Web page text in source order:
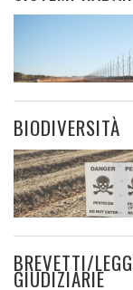
BIODIVERSITÀ
BREVETTI/
GIUDIZIARIE